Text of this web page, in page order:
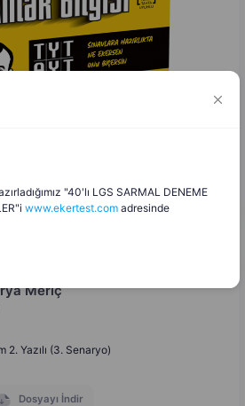
Meriç
2. Yazılı (3. Senaryo)
Dosyayı İndir
"40'lı LGS SARMAL DENEME
www.ekertest.com adresinde